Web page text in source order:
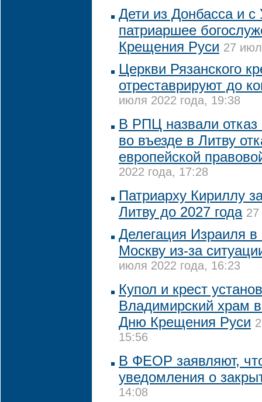
Дети из Донбасса и с
патриаршее
Крещения Руси 27
Церкви Рязанского
отреставрируют до
июля 2022 года, 19:38
В РПЦ назвали отказ
во въезде в Литву
европейской
2022 года, 17:28
Патриарху Кириллу
Литву до 2027 года
Делегация Израиля в
Москву из-за
июля 2022 года, 16:23
Купол и крест
Владимирский храм
Дню Крещения Руси
15:56
В ФЕОР заявляют,
уведомления о
14:08